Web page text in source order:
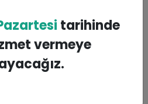
tarihinde
vermeye